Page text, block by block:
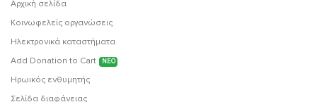
Αρχική σελίδα
Κοινωφελείς οργανώσεις
Ηλεκτρονικά καταστήματα
Add Donation to Cart
ΝΕΟ
Ηρωικός ενθυμητής
Σελίδα διαφάνειας